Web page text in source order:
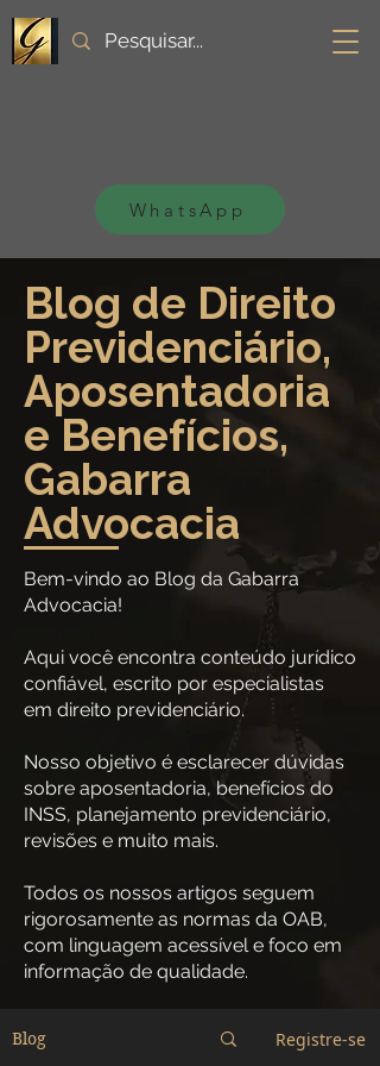
WhatsApp
Blog de Direito
Previdenciário,
Aposentadoria
e Benefícios,
Gabarra
Advocacia
Bem-vindo ao Blog da Gabarra
Advocacia!
Aqui você encontra conteúdo jurídico
confiável, escrito por especialistas
em direito previdenciário.
Nosso objetivo é esclarecer dúvidas
sobre aposentadoria, benefícios do
INSS, planejamento previdenciário,
revisões e muito mais.
Todos os nossos artigos seguem
rigorosamente as normas da OAB,
com linguagem acessível e foco em
informação de qualidade.
Blog Registre-se